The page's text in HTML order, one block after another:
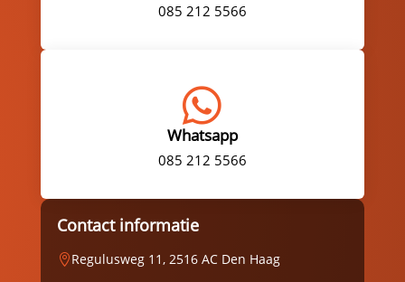
085 212 5566

Whatsapp
085 212 5566
Contact informatie
Regulusweg 11, 2516 AC Den Haag